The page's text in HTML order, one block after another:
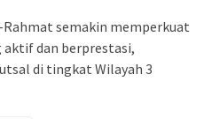
Rahmat semakin memperkuat
aktif dan berprestasi,
di tingkat Wilayah 3